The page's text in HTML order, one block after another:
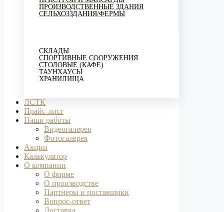
ПРОИЗВОДСТВЕННЫЕ ЗДАНИЯ
СЕЛЬХОЗЗДАНИЯ/ФЕРМЫ
СКЛАДЫ
СПОРТИВНЫЕ СООРУЖЕНИЯ
СТОЛОВЫЕ (КАФЕ)
ТАУНХАУСЫ
ХРАНИЛИЩА
ЛСТК
Прайс-лист
Наши работы
Видеогалерея
Фотогалерея
Акции
Калькулятор
О компании
О фирме
О производстве
Партнеры и поставщики
Вопрос-ответ
Доставка